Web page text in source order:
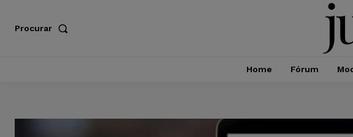
Procurar
Home Fórum